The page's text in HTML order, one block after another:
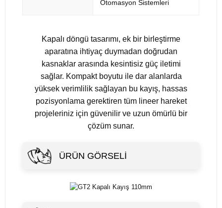
Otomasyon Sistemleri
Kapalı döngü tasarımı, ek bir birleştirme
aparatına ihtiyaç duymadan doğrudan
kasnaklar arasında kesintisiz güç iletimi
sağlar. Kompakt boyutu ile dar alanlarda
yüksek verimlilik sağlayan bu kayış, hassas
pozisyonlama gerektiren tüm lineer hareket
projeleriniz için güvenilir ve uzun ömürlü bir
çözüm sunar.
ÜRÜN GÖRSELI